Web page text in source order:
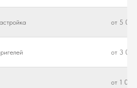
от 5
от 3
от 1